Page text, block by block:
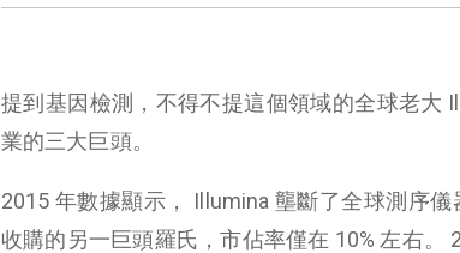
提到基因檢測，不得不提這個領域的全球老大
業的三大巨頭。
2015 年數據顯示， Illumina 壟斷了全球測序
收購的另一巨頭羅氏，市佔率僅在 10% 左右。